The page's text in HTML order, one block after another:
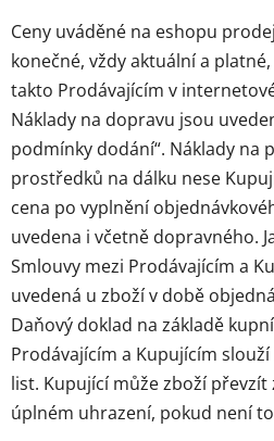
Ceny uváděné na eshopu
konečné, vždy aktuální a
takto Prodávajícím v
Náklady na dopravu jsou
podmínky dodání“. Náklady na
prostředků na dálku nese
cena po vyplnění
uvedena i včetně dopravného.
Smlouvy mezi Prodávajícím a
uvedená u zboží v době
Daňový doklad na základě
Prodávajícím a Kupujícím
list. Kupující může zboží převzít
úplném uhrazení, pokud není